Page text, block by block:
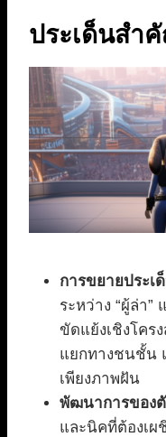
ประเด็นสำ
การขยายประเ
ระหว่าง “ผู้ล่า”
ขัดแย้งเชิงโคร
แยกทางชนชั้น
เพียงภาพฝัน
พัฒนาการของ
และนิคที่ต้องเ